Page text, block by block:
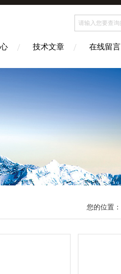
技术文章 在线留言
您的位置：